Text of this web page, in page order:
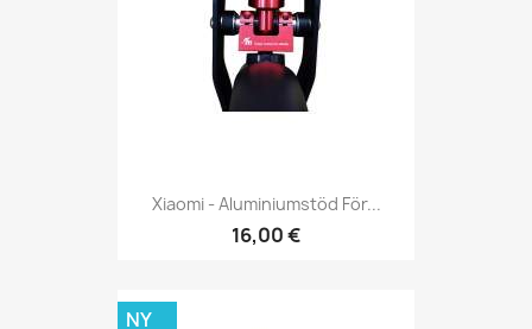
Xiaomi - Aluminiumstöd För...
16,00 €
NY